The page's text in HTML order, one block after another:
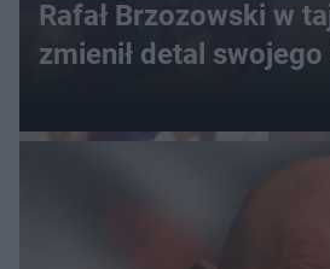
Rafał Brzozowski w
zmienił detal swojego